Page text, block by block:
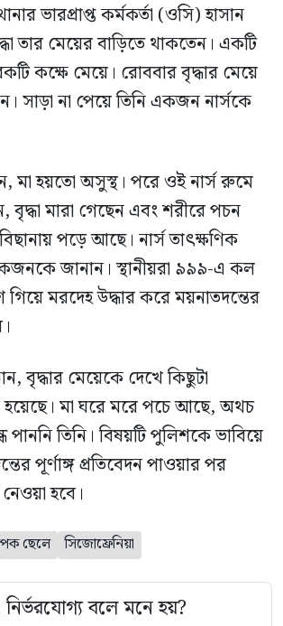
ভারপ্রাপ্ত কর্মকর্তা (ওসি) হাসান
তার মেয়ের বাড়িতে থাকতেন। একটি
কক্ষে মেয়ে। রোববার বৃদ্ধার মেয়ে
সাড়া না পেয়ে তিনি একজন নার্সকে
মা হয়তো অসুস্থ। পরে ওই নার্স রুমে
বৃদ্ধা মারা গেছেন এবং শরীরে পচন
পড়ে আছে। নার্স তাৎক্ষণিক
জানান। স্থানীয়রা ৯৯৯-এ কল
মরদেহ উদ্ধার করে ময়নাতদন্তের
বৃদ্ধার মেয়েকে দেখে কিছুটা
হয়েছে। মা ঘরে মরে পচে আছে, অথচ
তিনি। বিষয়টি পুলিশকে ভাবিয়ে
পূর্ণাঙ্গ প্রতিবেদন পাওয়ার পর
হবে।
ছেলে সিজোফ্রেনিয়া
বলে মনে হয়?